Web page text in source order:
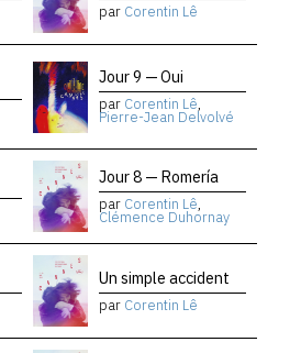
par Corentin Lê
Jour 9 — Oui
par Corentin Lê,
Pierre-Jean Delvolvé
Jour 8 — Romería
par Corentin Lê,
Clémence Duhornay
Un simple accident
par Corentin Lê